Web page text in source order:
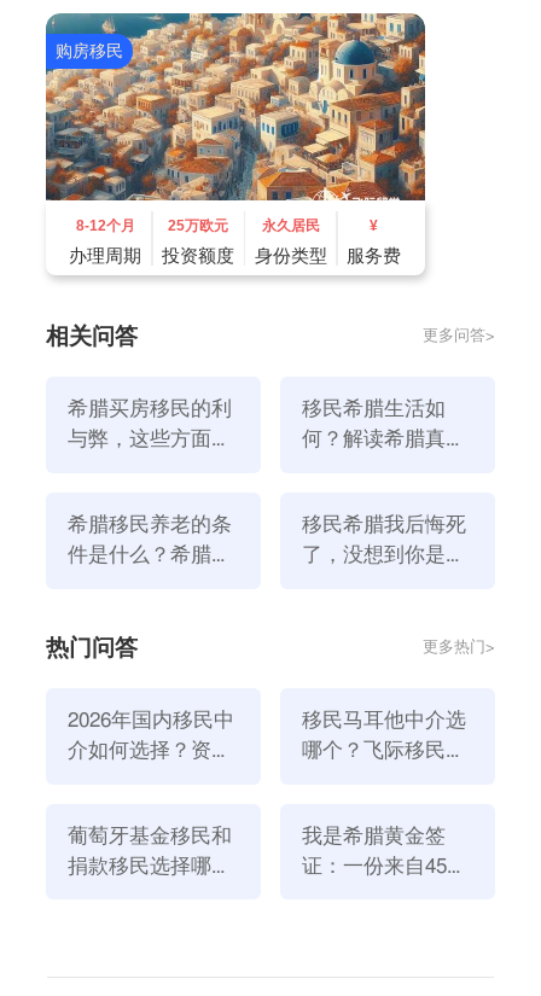
生前到退休后的补贴；当然，还有其他补贴。他们的社
会保险有利于他们的家庭。如果一个人有社会保险，他
的家人可以享受这种保险的好处。
3、生活成本
与其它欧洲国家相比，希腊的价格相当实惠。
4、气候宜人
希腊是典型的地中海气候，一年四季气温变化不大，冬
季气温在6℃~13℃之间，夏季气温在23℃~33℃之间，
海游泳，舒适宜居。
希腊的平均寿命是80.3岁，位居世界前列。它生活在希
腊，气候好，价格低，医疗发达。它可以轻松健康地享
希腊养老真实情况如何？
根据希腊劳动和社会保障部的报道，希腊政府决定连续
购房移民
8-12个月
办理周期
25万欧元
投资额度
永久居民
身份类型
¥
服务费
相关问答 更多问答>
希腊买房移民的利
与弊，这些方面了
移民希腊生活如
何？解读希腊真实
希腊移民养老的条
件是什么？希腊养
移民希腊我后悔死
了，没想到你是这
热门问答 更多热门>
2026年国内移民中
介如何选择？资
移民马耳他中介选
哪个？飞际移民是
葡萄牙基金移民和
捐款移民选择哪个
我是希腊黄金签
证：一份来自45亿